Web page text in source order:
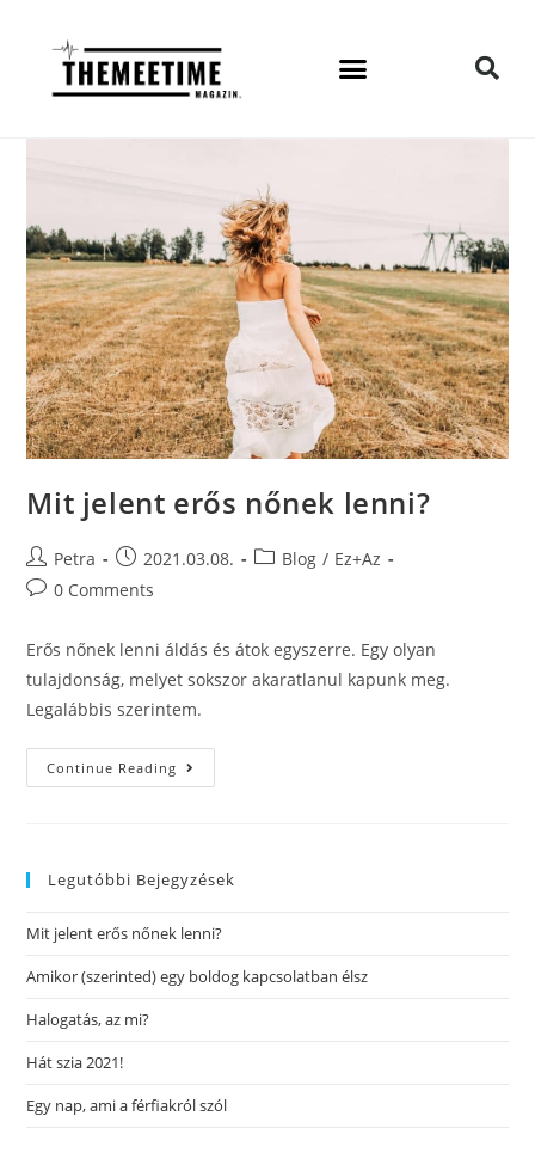
Mit jelent erős nőnek lenni?
Petra 2021.03.08. Blog / Ez+Az
0 Comments
Erős nőnek lenni áldás és átok egyszerre. Egy olyan
tulajdonság, melyet sokszor akaratlanul kapunk meg.
Legalábbis szerintem.
Continue Reading
Legutóbbi Bejegyzések
Mit jelent erős nőnek lenni?
Amikor (szerinted) egy boldog kapcsolatban élsz
Halogatás, az mi?
Hát szia 2021!
Egy nap, ami a férfiakról szól